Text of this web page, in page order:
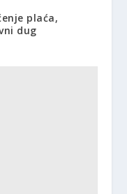
plaća,
dug